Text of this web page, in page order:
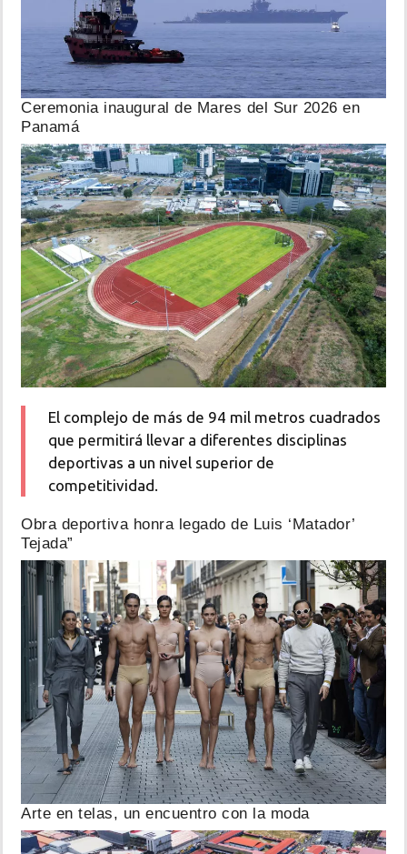
Ceremonia inaugural de Mares del Sur 2026 en
Panamá
El complejo de más de 94 mil metros cuadrados
que permitirá llevar a diferentes disciplinas
deportivas a un nivel superior de
competitividad.
Obra deportiva honra legado de Luis ‘Matador’
Tejada”
Arte en telas, un encuentro con la moda